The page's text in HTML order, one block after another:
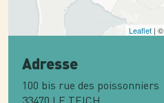
Leaflet | ©
Adresse
100 bis rue des poissonniers
33470 LE TEICH